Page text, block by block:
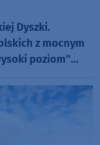
Dyszki.
z mocnym
poziom"